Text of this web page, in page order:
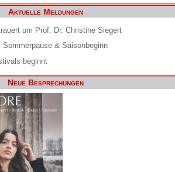
Aktuelle Meldungen
um Prof. Dr. Christine Siegert
Sommerpause & Saisonbeginn
beginnt
Neue Besprechungen